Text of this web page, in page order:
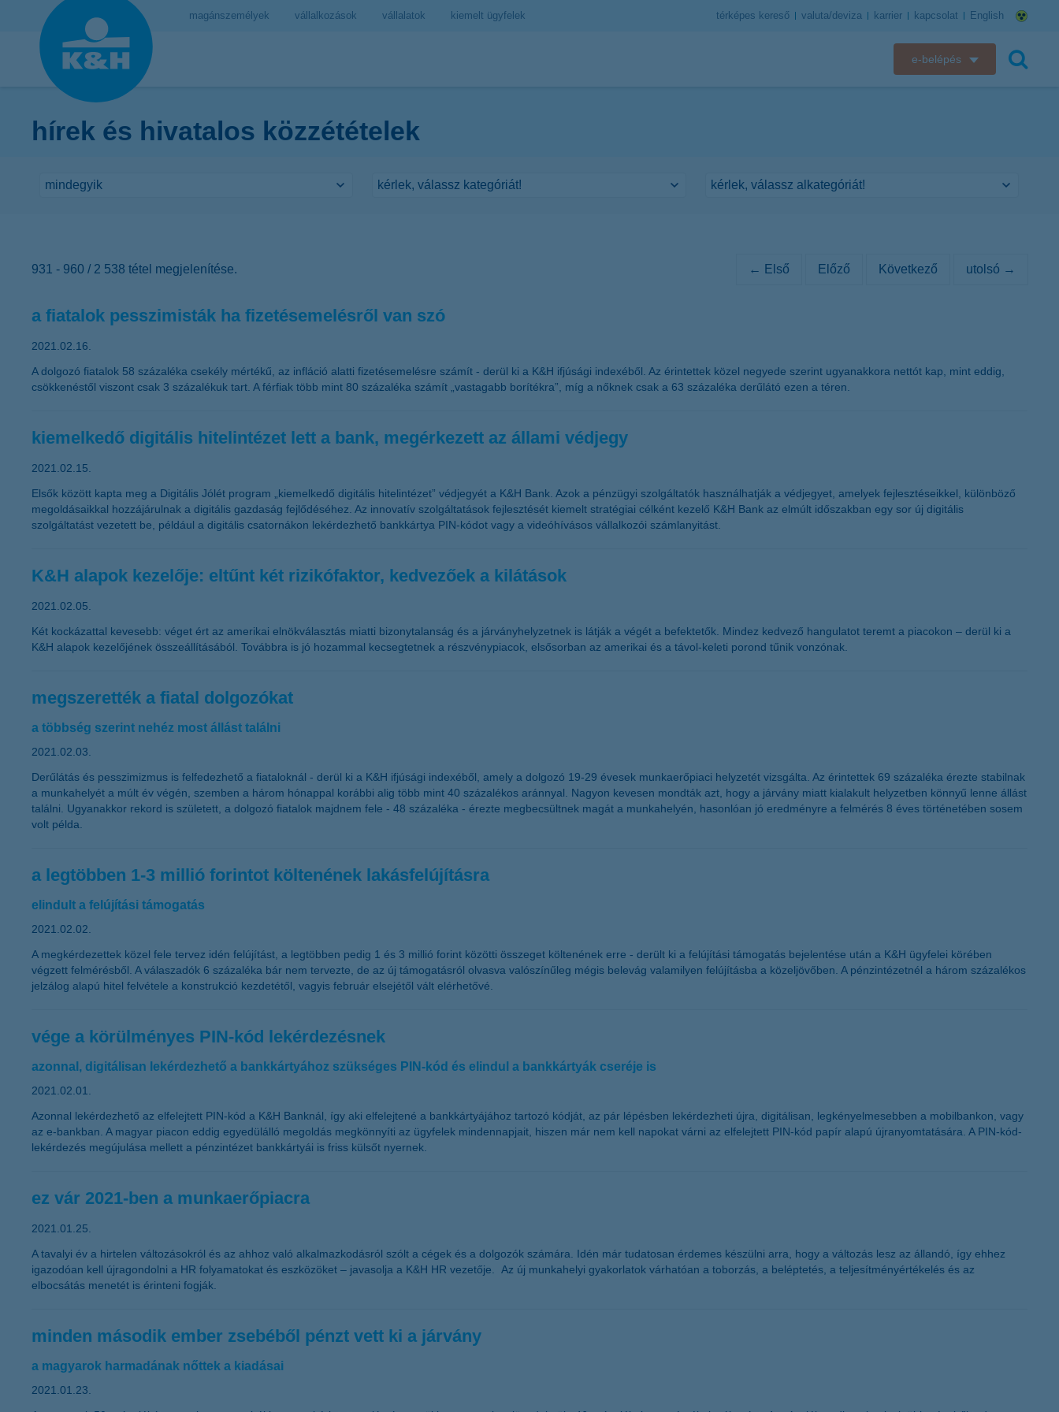
magánszemélyek vállalkozások vállalatok kiemelt ügyfelek térképes kereső valuta/deviza karrier kapcsolat English
e-belépés
K&H token megújítás
hírek és hivatalos közzétételek
931 - 960 / 2 538 tétel megjelenítése. ← Első Előző Következő utolsó →
a fiatalok pesszimisták ha fizetésemelésről van szó
2021.02.16.
A dolgozó fiatalok 58 százaléka csekély mértékű, az infláció alatti fizetésemelésre számít - derül ki a K&H ifjúsági indexéből. Az érintettek közel negyede szerint ugyanakkora nettót kap, mint eddig,
csökkenéstől viszont csak 3 százalékuk tart. A férfiak több mint 80 százaléka számít „vastagabb borítékra”, míg a nőknek csak a 63 százaléka derűlátó ezen a téren.
kiemelkedő digitális hitelintézet lett a bank, megérkezett az állami védjegy
2021.02.15.
Elsők között kapta meg a Digitális Jólét program „kiemelkedő digitális hitelintézet” védjegyét a K&H Bank. Azok a pénzügyi szolgáltatók használhatják a védjegyet, amelyek fejlesztéseikkel, különböző
megoldásaikkal hozzájárulnak a digitális gazdaság fejlődéséhez. Az innovatív szolgáltatások fejlesztését kiemelt stratégiai célként kezelő K&H Bank az elmúlt időszakban egy sor új digitális
szolgáltatást vezetett be, például a digitális csatornákon lekérdezhető bankkártya PIN-kódot vagy a videóhívásos vállalkozói számlanyitást.
K&H alapok kezelője: eltűnt két rizikófaktor, kedvezőek a kilátások
2021.02.05.
Két kockázattal kevesebb: véget ért az amerikai elnökválasztás miatti bizonytalanság és a járványhelyzetnek is látják a végét a befektetők. Mindez kedvező hangulatot teremt a piacokon – derül ki a
K&H alapok kezelőjének összeállításából. Továbbra is jó hozammal kecsegtetnek a részvénypiacok, elsősorban az amerikai és a távol-keleti porond tűnik vonzónak.
megszerették a fiatal dolgozókat
a többség szerint nehéz most állást találni
2021.02.03.
Derűlátás és pesszimizmus is felfedezhető a fiataloknál - derül ki a K&H ifjúsági indexéből, amely a dolgozó 19-29 évesek munkaerőpiaci helyzetét vizsgálta. Az érintettek 69 százaléka érezte stabilnak
a munkahelyét a múlt év végén, szemben a három hónappal korábbi alig több mint 40 százalékos aránnyal. Nagyon kevesen mondták azt, hogy a járvány miatt kialakult helyzetben könnyű lenne állást
találni. Ugyanakkor rekord is született, a dolgozó fiatalok majdnem fele - 48 százaléka - érezte megbecsültnek magát a munkahelyén, hasonlóan jó eredményre a felmérés 8 éves történetében sosem
volt példa.
a legtöbben 1-3 millió forintot költenének lakásfelújításra
elindult a felújítási támogatás
2021.02.02.
A megkérdezettek közel fele tervez idén felújítást, a legtöbben pedig 1 és 3 millió forint közötti összeget költenének erre - derült ki a felújítási támogatás bejelentése után a K&H ügyfelei körében
végzett felmérésből. A válaszadók 6 százaléka bár nem tervezte, de az új támogatásról olvasva valószínűleg mégis belevág valamilyen felújításba a közeljövőben. A pénzintézetnél a három százalékos
jelzálog alapú hitel felvétele a konstrukció kezdetétől, vagyis február elsejétől vált elérhetővé.
vége a körülményes PIN-kód lekérdezésnek
azonnal, digitálisan lekérdezhető a bankkártyához szükséges PIN-kód és elindul a bankkártyák cseréje is
2021.02.01.
Azonnal lekérdezhető az elfelejtett PIN-kód a K&H Banknál, így aki elfelejtené a bankkártyájához tartozó kódját, az pár lépésben lekérdezheti újra, digitálisan, legkényelmesebben a mobilbankon, vagy
az e-bankban. A magyar piacon eddig egyedülálló megoldás megkönnyíti az ügyfelek mindennapjait, hiszen már nem kell napokat várni az elfelejtett PIN-kód papír alapú újranyomtatására. A PIN-kód-
lekérdezés megújulása mellett a pénzintézet bankkártyái is friss külsőt nyernek.
ez vár 2021-ben a munkaerőpiacra
2021.01.25.
A tavalyi év a hirtelen változásokról és az ahhoz való alkalmazkodásról szólt a cégek és a dolgozók számára. Idén már tudatosan érdemes készülni arra, hogy a változás lesz az állandó, így ehhez
igazodóan kell újragondolni a HR folyamatokat és eszközöket – javasolja a K&H HR vezetője. Az új munkahelyi gyakorlatok várhatóan a toborzás, a beléptetés, a teljesítményértékelés és az
elbocsátás menetét is érinteni fogják.
minden második ember zsebéből pénzt vett ki a járvány
a magyarok harmadának nőttek a kiadásai
2021.01.23.